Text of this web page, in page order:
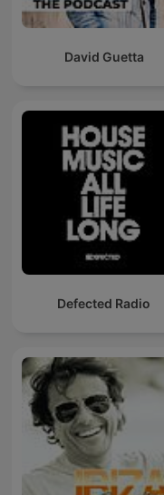
David Guetta
Defected Radio